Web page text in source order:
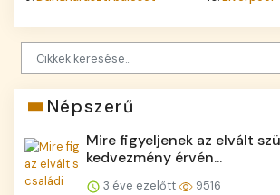
Népszerű
Mire figyeljenek az elvált
kedvezmény érvén...
3 éve ezelőtt 9516